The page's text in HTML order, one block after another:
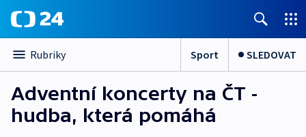
Rubriky Sport SLEDOVAT
Adventní koncerty na ČT -
hudba, která pomáhá